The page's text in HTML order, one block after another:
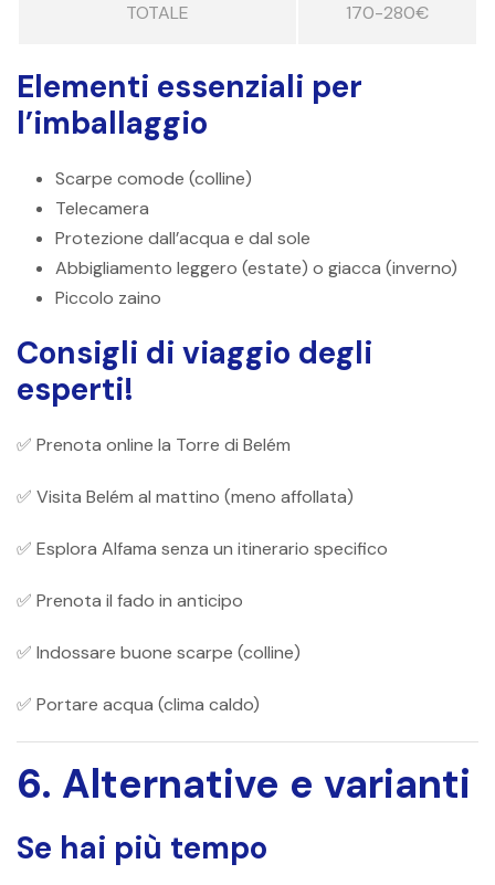
TOTALE 170-280€
Elementi essenziali per
l’imballaggio
Scarpe comode (colline)
Telecamera
Protezione dall’acqua e dal sole
Abbigliamento leggero (estate) o giacca (inverno)
Piccolo zaino
Consigli di viaggio degli
esperti!
✅ Prenota online la Torre di Belém
✅ Visita Belém al mattino (meno affollata)
✅ Esplora Alfama senza un itinerario specifico
✅ Prenota il fado in anticipo
✅ Indossare buone scarpe (colline)
✅ Portare acqua (clima caldo)
6. Alternative e varianti
Se hai più tempo